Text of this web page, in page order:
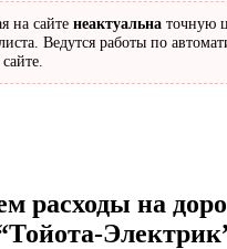
на сайте неактуальна точную
Ведутся работы по
расходы на